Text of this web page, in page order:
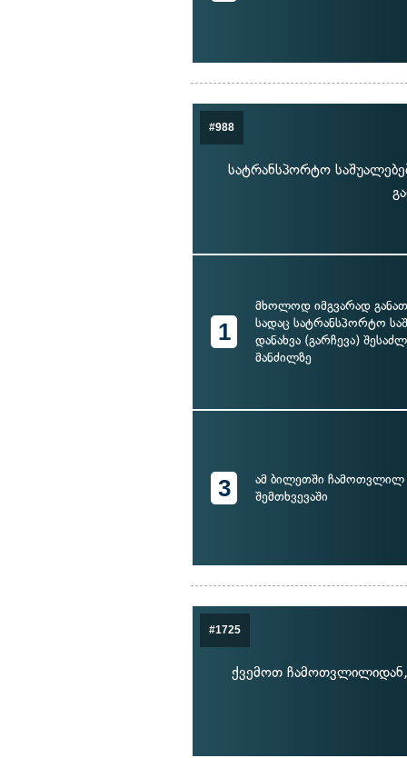
#988
სატრანსპორტო
1
მხოლოდ იმგვარად
სადაც სატრანსპორტო
დანახვა (გარჩევა)
მანძილზე
3
ამ ბილეთში ჩამოთვლილ
შემთხვევაში
#1725
ქვემოთ